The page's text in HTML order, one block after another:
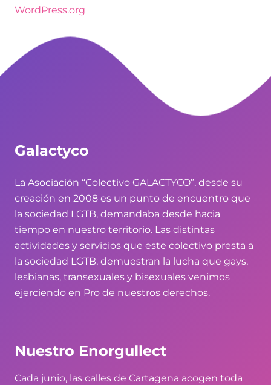
WordPress.org
Galactyco
La Asociación “Colectivo GALACTYCO”, desde su
creación en 2008 es un punto de encuentro que
la sociedad LGTB, demandaba desde hacia
tiempo en nuestro territorio. Las distintas
actividades y servicios que este colectivo presta a
la sociedad LGTB, demuestran la lucha que gays,
lesbianas, transexuales y bisexuales venimos
ejerciendo en Pro de nuestros derechos.
Nuestro Enorgullect
Cada junio, las calles de Cartagena acogen toda